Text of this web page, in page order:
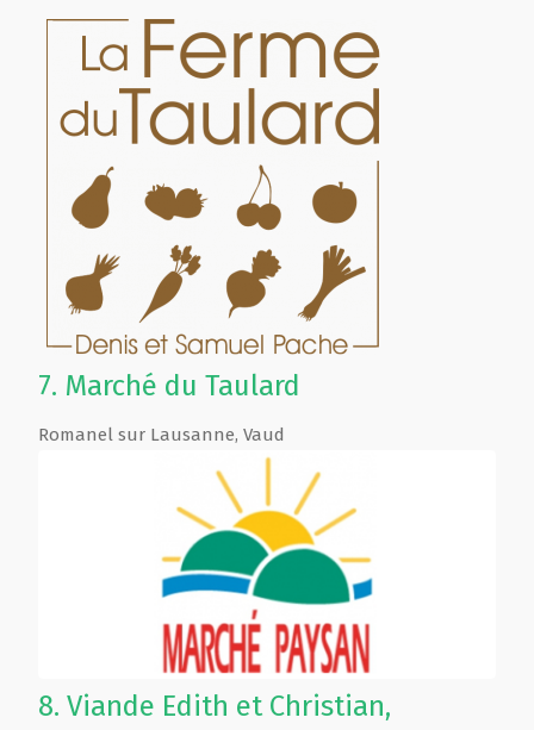
7. Marché du Taulard
Romanel sur Lausanne, Vaud
8. Viande Edith et Christian,